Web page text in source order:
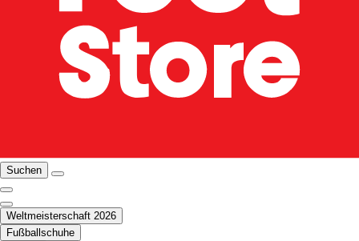
Suchen
Weltmeisterschaft 2026
Fußballschuhe